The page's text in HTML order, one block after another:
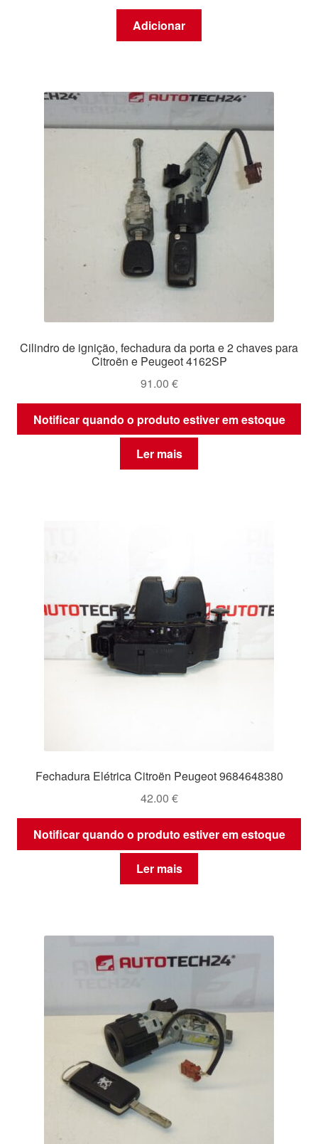
Adicionar
Cilindro de ignição, fechadura da porta e 2 chaves para
Citroën e Peugeot 4162SP
91.00 €
Notificar quando o produto estiver em estoque
Ler mais
Fechadura Elétrica Citroën Peugeot 9684648380
42.00 €
Notificar quando o produto estiver em estoque
Ler mais